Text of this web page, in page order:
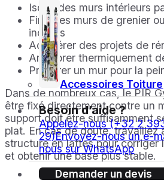
Accessoires Toiture
Besoin d’aide ?
Appelez-nous (+32 2
29)Envoyez-nous un e-
nous sur WhatsApp
Demander un devis
Isoler des murs intérieurs
Finir des murs de grenier
inclinés
Accélérer des projets de
Améliorer thermiquement
Préparer un mur pour la
Dans de nombreux cas, le PIR
être fixé directement contre un
support doit être suffisamment
plat. En cas de doute, travaillez
structure en lattes pour corriger
et obtenir une base plus stable.